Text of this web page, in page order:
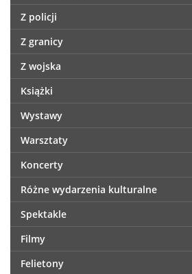
Z policji
Z granicy
Z wojska
Książki
Wystawy
Warsztaty
Koncerty
Różne wydarzenia kulturalne
Spektakle
Filmy
Felietony